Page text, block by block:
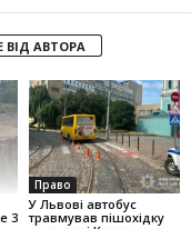
ВІД АВТОРА
3
Право
У Львові автобус
травмував пішохідку